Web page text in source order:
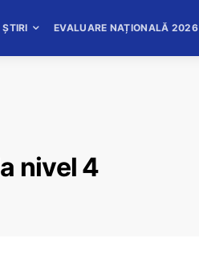
ȘTIRI EVALUARE NAȚIONALĂ 2026
nivel 4